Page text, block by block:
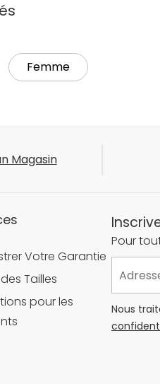
Femme
Magasin
Votre Garantie
Tailles
pour les
Pour
Nous